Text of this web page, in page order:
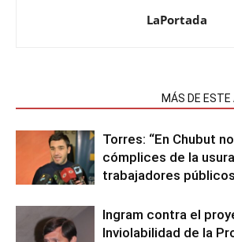
LaPortada
MÁS DE ESTE
Torres: “En Chubut
cómplices de la
trabajadores
Ingram contra el
Inviolabilidad de la